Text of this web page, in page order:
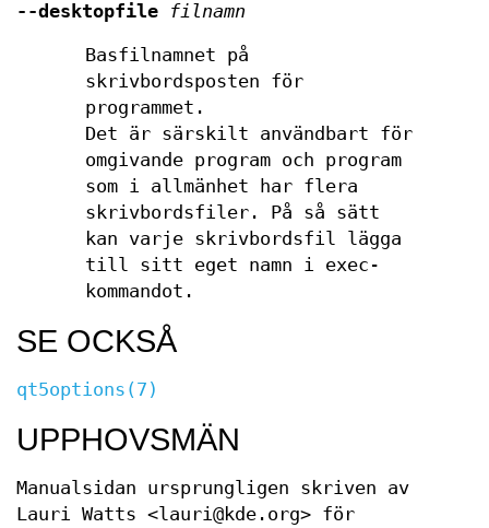
--desktopfile
filnamn
Basfilnamnet på
skrivbordsposten för
programmet.
Det är särskilt användbart för
omgivande program och program
som i allmänhet har flera
skrivbordsfiler. På så sätt
kan varje skrivbordsfil lägga
till sitt eget namn i exec-
kommandot.
SE OCKSÅ
qt5options(7)
UPPHOVSMÄN
Manualsidan ursprungligen skriven av
Lauri Watts <lauri@kde.org> för